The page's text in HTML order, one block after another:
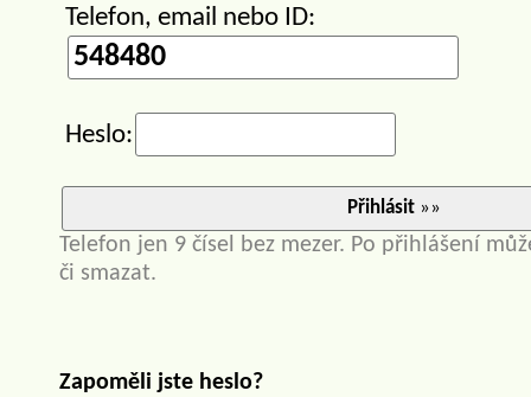
Telefon, email nebo ID:
Heslo:
Přihlásit»»
Telefon jen 9 čísel bez mezer. Po přihlášení
či smazat.
Zapoměli jste heslo?